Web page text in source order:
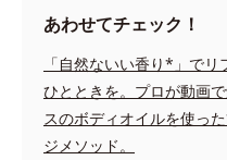
あわせてチェック！
「自然ないい香り*」でリ
ひとときを。プロが動画
スのボディオイルを使っ
ジメソッド。